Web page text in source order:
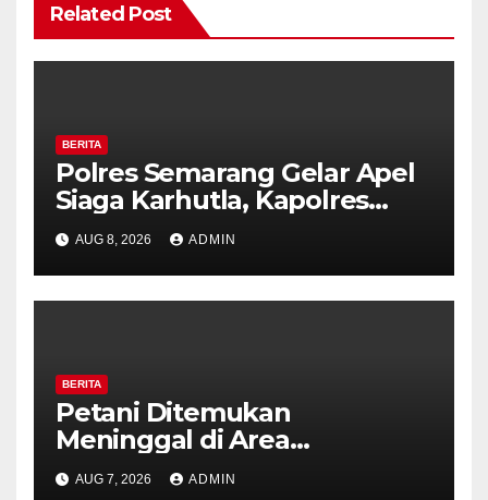
Related Post
BERITA
Polres Semarang Gelar Apel
Siaga Karhutla, Kapolres
Tekankan Sinergi dan
Kesiapsiagaan Hadapi Musim
Kemarau.
AUG 8, 2026 ADMIN
BERITA
Petani Ditemukan
Meninggal di Area
Persawahan Kalibeji, Polisi
AUG 7, 2026 ADMIN